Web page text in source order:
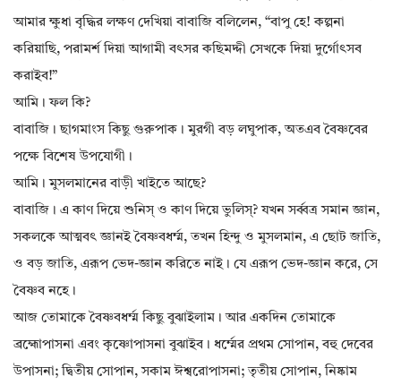
আমার ক্ষুধা বৃদ্ধির লক্ষণ দেখিয়া বাবাজি বলিলেন, “বাপু হে! কল্পনা
করিয়াছি, পরামর্শ দিয়া আগামী বৎসর কছিমদ্দী সেখকে দিয়া দুর্গোৎসব
করাইব!”
আমি। ফল কি?
বাবাজি। ছাগমাংস কিছু গুরুপাক। মুরগী বড় লঘুপাক, অতএব বৈষ্ণবের
পক্ষে বিশেষ উপযোগী।
আমি। মুসলমানের বাড়ী খাইতে আছে?
বাবাজি। এ কাণ দিয়ে শুনিস্ ও কাণ দিয়ে ভুলিস্? যখন সর্ব্বত্র সমান জ্ঞান,
সকলকে আত্মবৎ জ্ঞানই বৈষ্ণবধর্ম্ম, তখন হিন্দু ও মুসলমান, এ ছোট জাতি,
ও বড় জাতি, এরূপ ভেদ-জ্ঞান করিতে নাই। যে এরূপ ভেদ-জ্ঞান করে, সে
বৈষ্ণব নহে।
আজ তোমাকে বৈষ্ণবধর্ম্ম কিছু বুঝাইলাম। আর একদিন তোমাকে
ব্রহ্মোপাসনা এবং কৃষ্ণোপাসনা বুঝাইব। ধর্ম্মের প্রথম সোপান, বহু দেবের
উপাসনা; দ্বিতীয় সোপান, সকাম ঈশ্বরোপাসনা; তৃতীয় সোপান, নিষ্কাম